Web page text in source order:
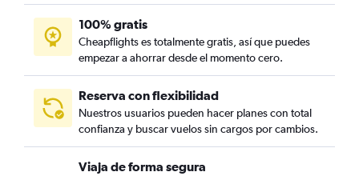
100% gratis
Cheapflights es totalmente gratis, así que puedes
empezar a ahorrar desde el momento cero.
Reserva con flexibilidad
Nuestros usuarios pueden hacer planes con total
confianza y buscar vuelos sin cargos por cambios.
Viaja de forma segura